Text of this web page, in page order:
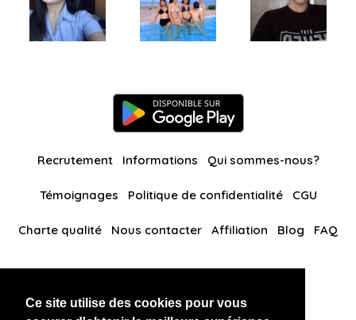
Ce site utilise des cookies pour vous
Recrutement Informations Qui sommes-nous?
Témoignages Politique de confidentialité CGU
Charte qualité Nous contacter Affiliation Blog FAQ
BlackAndBeauties RussianKisses